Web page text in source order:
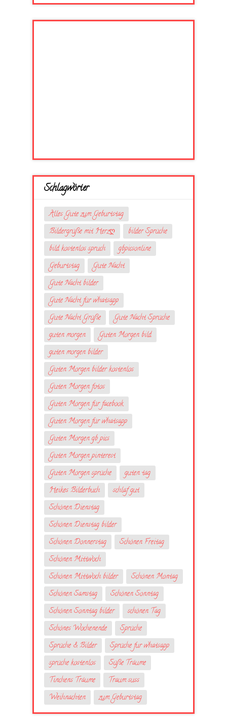
Schlagwörter
Alles Gute zum Geburtstag
Bildergrüße mit Herzღ
bilder Sprüche
bild kostenlos spruch
gbpicsonline
Geburtstag
Gute Nacht
Gute Nacht bilder
Gute Nacht für whatsapp
Gute Nacht Grüße
Gute Nacht Sprüche
guten morgen
Guten Morgen bild
guten morgen bilder
Guten Morgen bilder kostenlos
Guten Morgen fotos
Guten Morgen für facebook
Guten Morgen für whatsapp
Guten Morgen gb pics
Guten Morgen pinterest
Guten Morgen sprüche
guten tag
Heikes Bilderbuch
schlaf gut
Schönen Dienstag
Schönen Dienstag bilder
Schönen Donnerstag
Schönen Freitag
Schönen Mittwoch
Schönen Mittwoch bilder
Schönen Montag
Schönen Samstag
Schönen Sonntag
Schönen Sonntag bilder
schönen Tag
Schönes Wochenende
Sprüche
Sprüche & Bilder
Sprüche fur whatsapp
sprüche kostenlos
Süße Träume
Tinchens Träume
Traum suss
Weihnachten
zum Geburtstag